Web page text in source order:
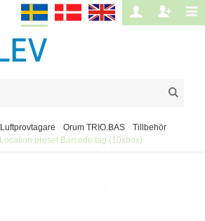
Luftprovtagare Orum TRIO.BAS
Tillbehör
Location preset Barcode tag (10xbox)